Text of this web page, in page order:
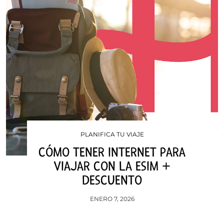
PLANIFICA TU VIAJE
CÓMO TENER INTERNET PARA
VIAJAR CON LA ESIM +
DESCUENTO
ENERO 7, 2026